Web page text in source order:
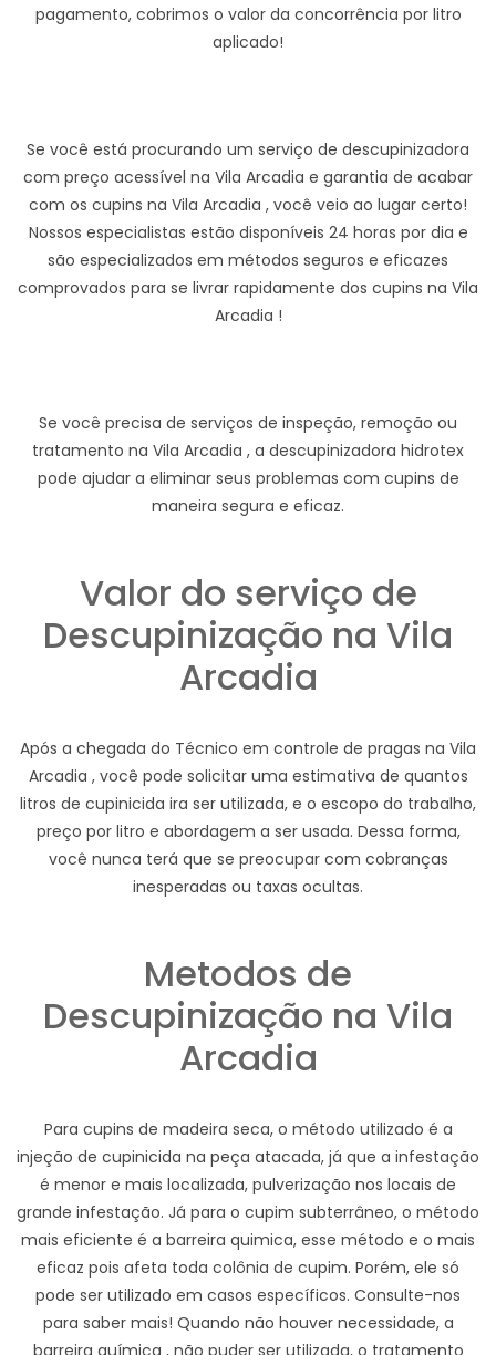
pagamento, cobrimos o valor da concorrência por litro
aplicado!
Se você está procurando um serviço de descupinizadora
com preço acessível na Vila Arcadia e garantia de acabar
com os cupins na Vila Arcadia , você veio ao lugar certo!
Nossos especialistas estão disponíveis 24 horas por dia e
são especializados em métodos seguros e eficazes
comprovados para se livrar rapidamente dos cupins na Vila
Arcadia !
Se você precisa de serviços de inspeção, remoção ou
tratamento na Vila Arcadia , a descupinizadora hidrotex
pode ajudar a eliminar seus problemas com cupins de
maneira segura e eficaz.
Valor do serviço de
Descupinização na Vila
Arcadia
Após a chegada do Técnico em controle de pragas na Vila
Arcadia , você pode solicitar uma estimativa de quantos
litros de cupinicida ira ser utilizada, e o escopo do trabalho,
preço por litro e abordagem a ser usada. Dessa forma,
você nunca terá que se preocupar com cobranças
inesperadas ou taxas ocultas.
Metodos de
Descupinização na Vila
Arcadia
Para cupins de madeira seca, o método utilizado é a
injeção de cupinicida na peça atacada, já que a infestação
é menor e mais localizada, pulverização nos locais de
grande infestação. Já para o cupim subterrâneo, o método
mais eficiente é a barreira quimica, esse método e o mais
eficaz pois afeta toda colônia de cupim. Porém, ele só
pode ser utilizado em casos específicos. Consulte-nos
para saber mais! Quando não houver necessidade, a
barreira química , não puder ser utilizada, o tratamento